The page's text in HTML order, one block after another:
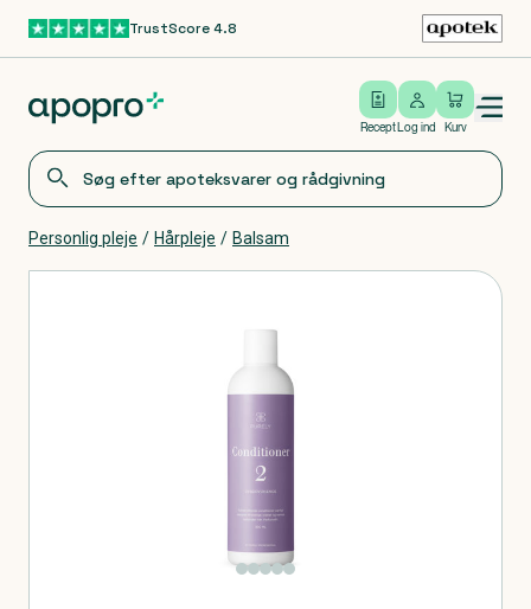
Gå til hovedindholdTrustScore 4.8
Recept
Log ind
Log ind Kurv
Open/close menu
Personlig pleje / Hårpleje / Balsam